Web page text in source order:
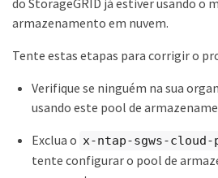
armazenamento em nuvem.
Tente estas etapas para corrigir o
Verifique se ninguém na sua
usando este pool de
Exclua o x-ntap-sgws-
tente configurar o pool de